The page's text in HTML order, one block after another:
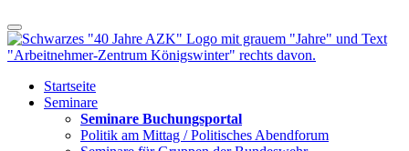
Startseite
Seminare
Seminare Buchungsportal
Politik am Mittag / Politisches Abendforum